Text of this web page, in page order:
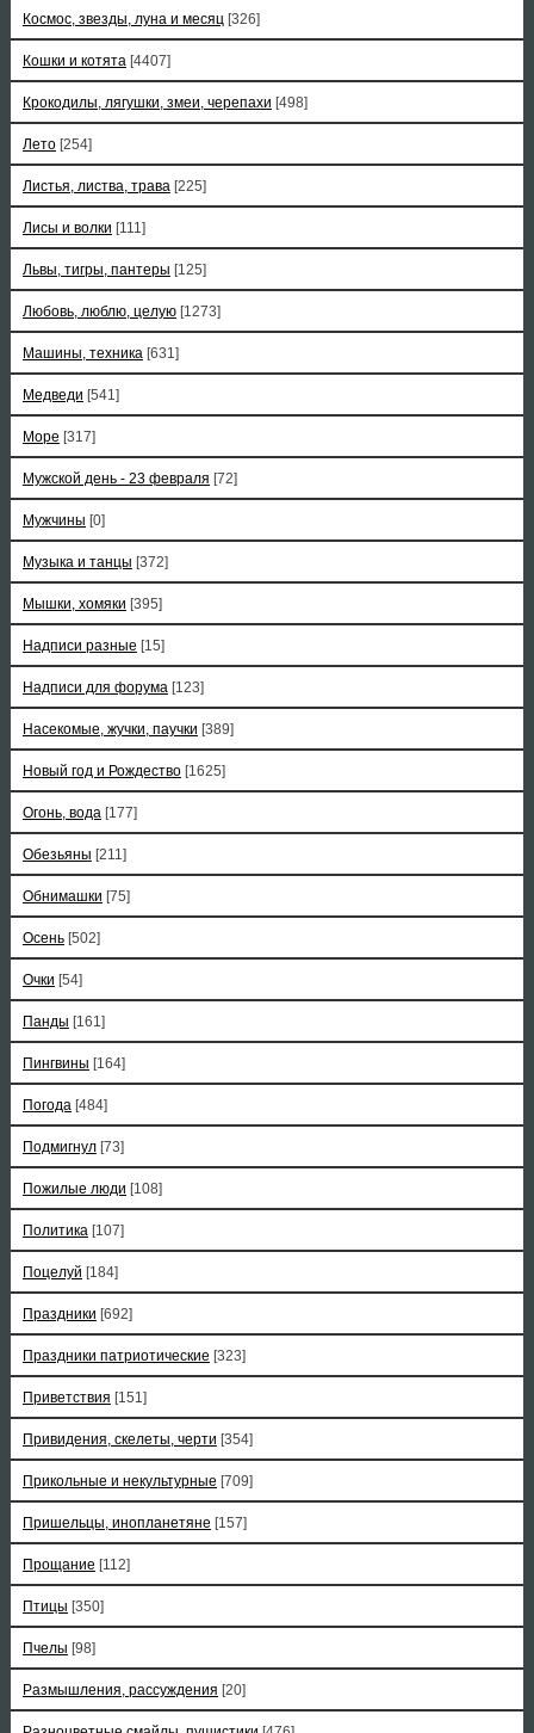
Космос, звезды, луна и месяц [326]
Кошки и котята [4407]
Крокодилы, лягушки, змеи, черепахи [498]
Лето [254]
Листья, листва, трава [225]
Лисы и волки [111]
Львы, тигры, пантеры [125]
Любовь, люблю, целую [1273]
Машины, техника [631]
Медведи [541]
Море [317]
Мужской день - 23 февраля [72]
Мужчины [0]
Музыка и танцы [372]
Мышки, хомяки [395]
Надписи разные [15]
Надписи для форума [123]
Насекомые, жучки, паучки [389]
Новый год и Рождество [1625]
Огонь, вода [177]
Обезьяны [211]
Обнимашки [75]
Осень [502]
Очки [54]
Панды [161]
Пингвины [164]
Погода [484]
Подмигнул [73]
Пожилые люди [108]
Политика [107]
Поцелуй [184]
Праздники [692]
Праздники патриотические [323]
Приветствия [151]
Привидения, скелеты, черти [354]
Прикольные и некультурные [709]
Пришельцы, инопланетяне [157]
Прощание [112]
Птицы [350]
Пчелы [98]
Размышления, рассуждения [20]